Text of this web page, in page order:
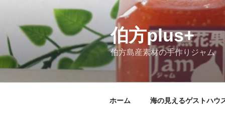
伯方plus+
伯方島産素材の手作りジャム
ホーム 海の見えるゲストハウ